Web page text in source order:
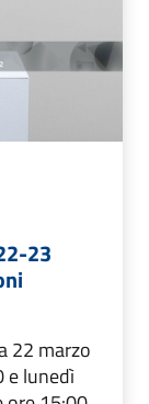
23
22 marzo
e lunedì